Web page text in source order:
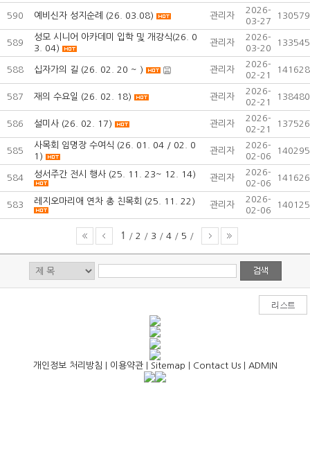
590 예비신자 성지순례 (26. 03.08) 관리자
2026-
03-27
130579
589
성모 시니어 아카데미 입학 및 개강식(26. 0
3. 04)
관리자
2026-
03-20
133545
588 십자가의 길 (26. 02. 20 ~ ) 관리자
2026-
02-21
141628
587 재의 수요일 (26. 02. 18) 관리자
2026-
02-21
138480
586 설미사 (26. 02. 17) 관리자
2026-
02-21
137526
585
사목회 임명장 수여식 (26. 01. 04 / 02. 0
1)
관리자
2026-
02-06
140295
584 성서주간 전시 행사 (25. 11. 23~ 12. 14) 관리자
2026-
02-06
141626
583 레지오마리애 연차 총 친목회 (25. 11. 22) 관리자
2026-
02-06
140125
1 / 2 / 3 / 4 / 5 /
개인정보 처리방침 이용약관| Sitemap Contact Us| ADMIN